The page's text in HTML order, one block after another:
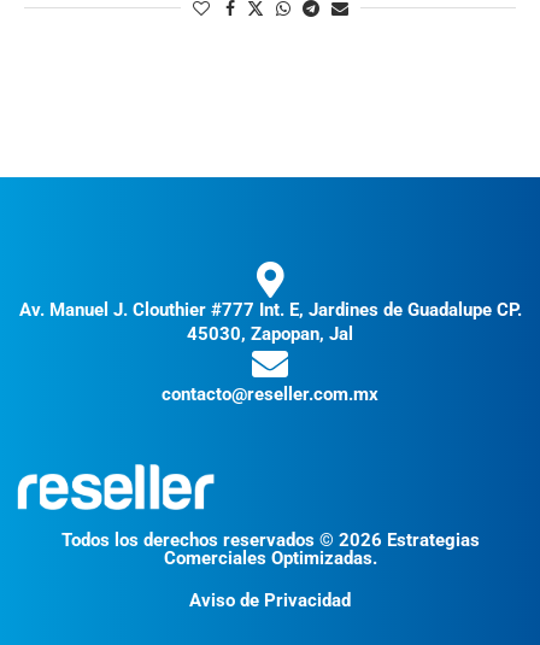
Av. Manuel J. Clouthier #777 Int. E, Jardines de Guadalupe CP.
45030, Zapopan, Jal
contacto@reseller.com.mx
Todos los derechos reservados © 2026 Estrategias
Comerciales Optimizadas.
Aviso de Privacidad